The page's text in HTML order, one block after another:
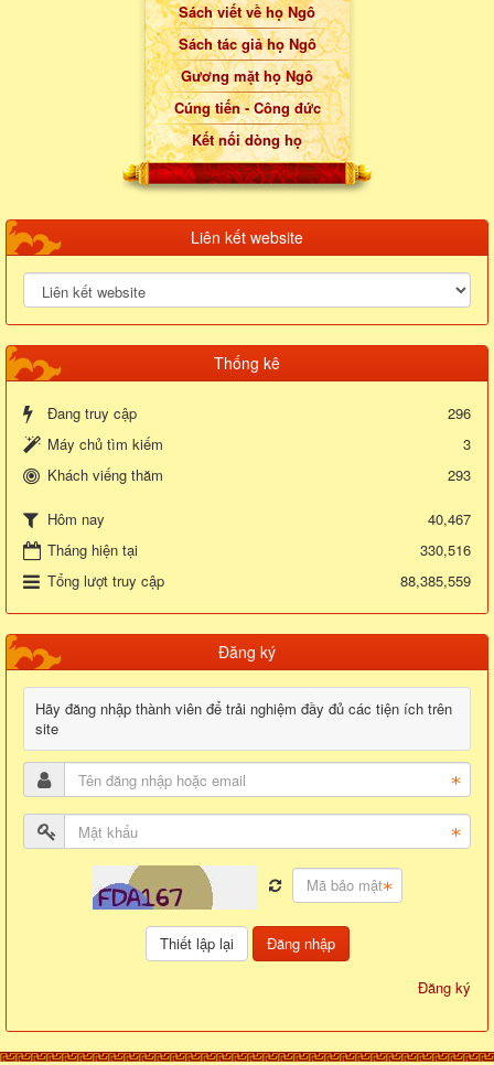
Sách viết về họ Ngô
Sách tác giả họ Ngô
Gương mặt họ Ngô
Cúng tiến - Công đức
Kết nối dòng họ
Liên kết website
Thống kê
Đang truy cập
296
Máy chủ tìm kiếm
3
Khách viếng thăm
293
Hôm nay
40,467
Tháng hiện tại
330,516
Tổng lượt truy cập
88,385,559
Đăng ký
Hãy đăng nhập thành viên để trải nghiệm đầy đủ các tiện ích trên
site
Đăng nhập
Đăng ký